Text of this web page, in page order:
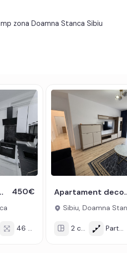
separata;
preda complet mobilat si utilat.
+ doua luni garantie.
zona Doamna Stanca Sibiu
zona Doamna Stanca 450€
46 mp
Apartament
Sibiu, Doamna
2 cam Parter/2